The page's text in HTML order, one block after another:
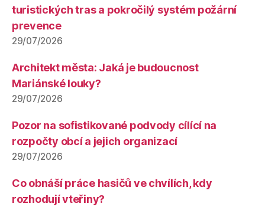
turistických tras a pokročilý systém požární
prevence
29/07/2026
Architekt města: Jaká je budoucnost
Mariánské louky?
29/07/2026
Pozor na sofistikované podvody cílící na
rozpočty obcí a jejich organizací
29/07/2026
Co obnáší práce hasičů ve chvílích, kdy
rozhodují vteřiny?